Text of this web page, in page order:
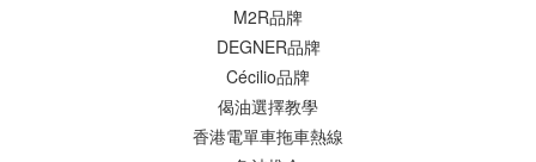
M2R品牌
DEGNER品牌
Cécilio品牌
偈油選擇教學
香港電單車拖車熱線